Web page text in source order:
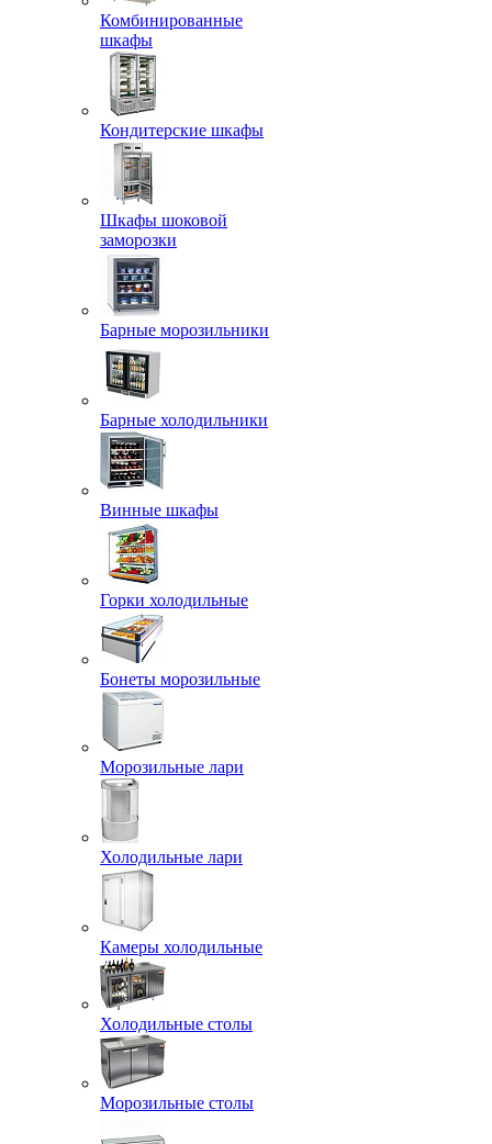
Комбинированные
шкафы
Кондитерские шкафы
Шкафы шоковой
заморозки
Барные морозильники
Барные холодильники
Винные шкафы
Горки холодильные
Бонеты морозильные
Морозильные лари
Холодильные лари
Камеры холодильные
Холодильные столы
Морозильные столы